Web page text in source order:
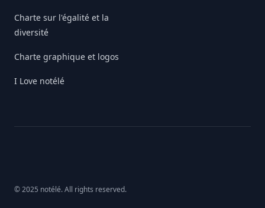
Charte sur l'égalité et la
diversité
Charte graphique et logos
I Love notélé
© 2025 notélé. All rights reserved.